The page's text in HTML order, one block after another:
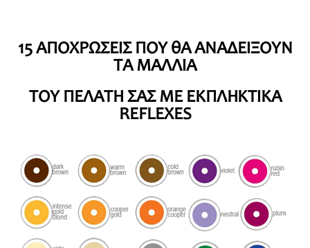
15 ΑΠΟΧΡΩΣΕΙΣ ΠΟΥ θΑ ΑΝΑΔΕΙΞΟΥΝ
ΤΑ ΜΑΛΛΙΑ
ΤΟΥ ΠΕΛΑΤΗ ΣΑΣ ΜΕ ΕΚΠΛΗΚΤΙΚΑ
REFLEXES